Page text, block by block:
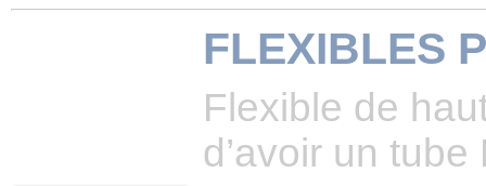
FLEXIBLES
Flexible de
d’avoir un